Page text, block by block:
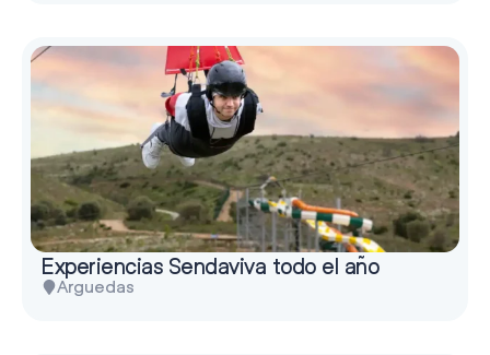
Experiencias Sendaviva todo el año
Arguedas